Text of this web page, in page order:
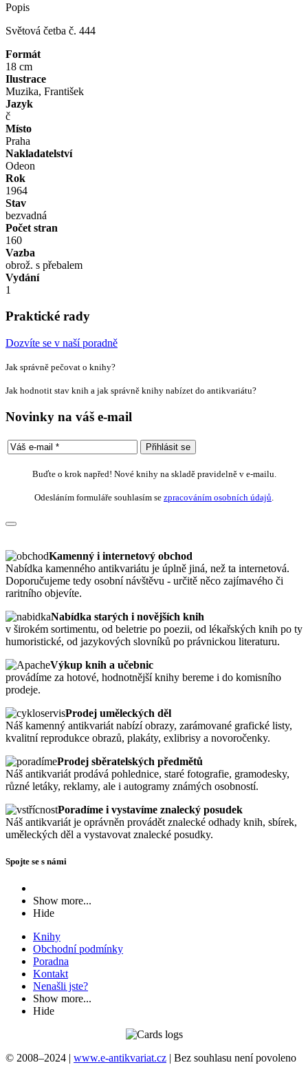
Popis
Světová četba č. 444
Formát
18 cm
Ilustrace
Muzika, František
Jazyk
č
Místo
Praha
Nakladatelství
Odeon
Rok
1964
Stav
bezvadná
Počet stran
160
Vazba
obrož. s přebalem
Vydání
1
Praktické rady
Dozvíte se v naší poradně
Jak správně pečovat o knihy?
Jak hodnotit stav knih a jak správně knihy nabízet do antikvariátu?
Novinky na váš e-mail
Buďte o krok napřed! Nové knihy na skladě pravidelně v e-mailu.
Odesláním formuláře souhlasím se zpracováním osobních údajů
Kamenný i internetový obchod
Nabídka kamenného antikvariátu je úplně jiná, než ta internetová.
Doporučujeme tedy osobní návštěvu - určitě něco zajímavého či
raritního objevíte.
Nabídka starých i novějších knih
v širokém sortimentu, od beletrie po poezii, od lékařských knih po ty
humoristické, od jazykových slovníků po právnickou literaturu.
Výkup knih a učebnic
provádíme za hotové, hodnotnější knihy bereme i do komisního
prodeje.
Prodej uměleckých děl
Náš kamenný antikvariát nabízí obrazy, zarámované grafické listy,
kvalitní reprodukce obrazů, plakáty, exlibrisy a novoročenky.
Prodej sběratelských předmětů
Náš antikvariát prodává pohlednice, staré fotografie, gramodesky,
různé letáky, reklamy, ale i autogramy známých osobností.
Poradíme i vystavíme znalecký posudek
Náš antikvariát je oprávněn provádět znalecké odhady knih, sbírek,
uměleckých děl a vystavovat znalecké posudky.
Spojte se s námi
Show more...
Hide
Knihy
Obchodní podmínky
Poradna
Kontakt
Nenašli jste?
Show more...
Hide
© 2008–2024 | www.e-antikvariat.cz | Bez souhlasu není povoleno